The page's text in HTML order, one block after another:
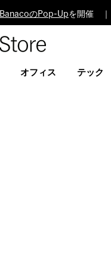
BanacoのPop-Upを開催
Design
オフィス テック